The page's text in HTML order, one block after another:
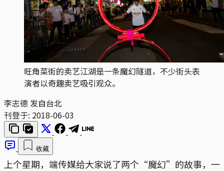
旺角菜街的卖艺江湖是一条魔幻隧道，不少街头表
演者以奇趣卖艺吸引观众。
李志德 发自台北
刊登于: 2018-06-03
收藏
上个星期，端传媒给大家说了两个“魔幻”的故事，一